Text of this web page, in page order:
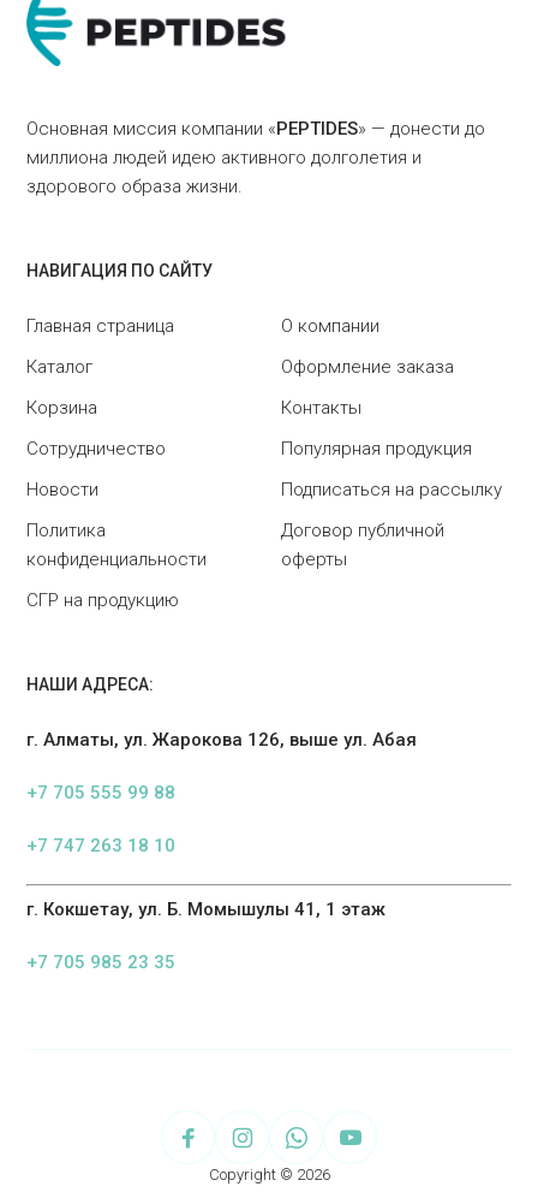
Основная миссия компании «PEPTIDES» — донести до
миллиона людей идею активного долголетия и
здорового образа жизни.
НАВИГАЦИЯ ПО САЙТУ
Главная страница
О компании
Каталог
Оформление заказа
Корзина
Контакты
Сотрудничество
Популярная продукция
Новости
Подписаться на рассылку
Политика
конфиденциальности
Договор публичной
оферты
СГР на продукцию
НАШИ АДРЕСА:
г. Алматы, ул. Жарокова 126, выше ул. Абая
+7 705 555 99 88
+7 747 263 18 10
г. Кокшетау, ул. Б. Момышулы 41, 1 этаж
+7 705 985 23 35
Copyright © 2026